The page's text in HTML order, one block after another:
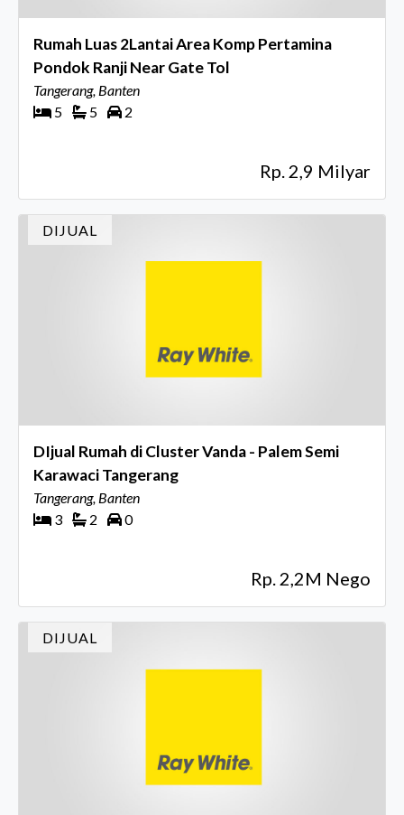
Rumah Luas 2Lantai Area Komp Pertamina
Pondok Ranji Near Gate Tol
Tangerang, Banten
5
5 2
Rp. 2,9 Milyar
DIJUAL
DIjual Rumah di Cluster Vanda - Palem Semi
Karawaci Tangerang
Tangerang, Banten
3
2 0
Rp. 2,2M Nego
DIJUAL